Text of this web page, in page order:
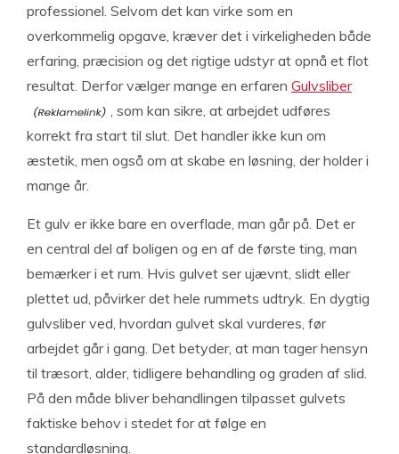
professionel. Selvom det kan virke som en
overkommelig opgave, kræver det i virkeligheden både
erfaring, præcision og det rigtige udstyr at opnå et flot
resultat. Derfor vælger mange en erfaren Gulvsliber
, som kan sikre, at arbejdet udføres
korrekt fra start til slut. Det handler ikke kun om
æstetik, men også om at skabe en løsning, der holder i
mange år.
Et gulv er ikke bare en overflade, man går på. Det er
en central del af boligen og en af de første ting, man
bemærker i et rum. Hvis gulvet ser ujævnt, slidt eller
plettet ud, påvirker det hele rummets udtryk. En dygtig
gulvsliber ved, hvordan gulvet skal vurderes, før
arbejdet går i gang. Det betyder, at man tager hensyn
til træsort, alder, tidligere behandling og graden af slid.
På den måde bliver behandlingen tilpasset gulvets
faktiske behov i stedet for at følge en
standardløsning.